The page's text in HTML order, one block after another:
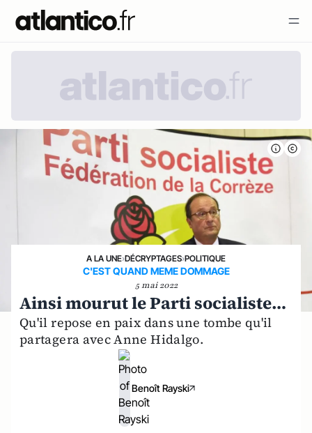
A LA UNE›DÉCRYPTAGES›POLITIQUE
C'EST QUAND MEME DOMMAGE
5 mai 2022
Ainsi mourut le Parti socialiste…
Qu'il repose en paix dans une tombe qu'il
partagera avec Anne Hidalgo.
Benoît Rayski